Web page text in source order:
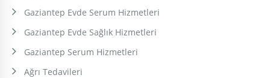
Gaziantep Evde Serum Hizmetleri
Gaziantep Evde Sağlık Hizmetleri
Gaziantep Serum Hizmetleri
Ağrı Tedavileri